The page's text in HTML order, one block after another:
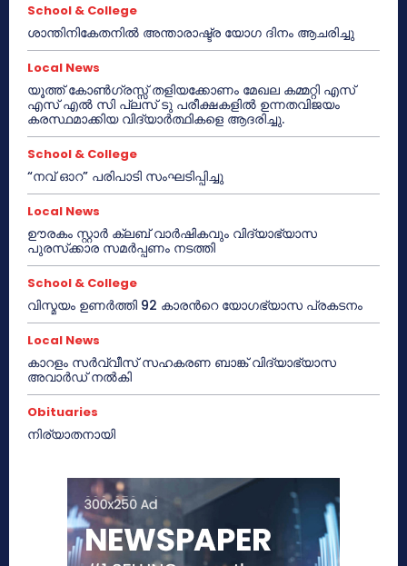
School & College
ശാന്തിനികേതനിൽ അന്താരാഷ്ട്ര യോഗ ദിനം ആചരിച്ചു
Local News
യൂത്ത് കോൺഗ്രസ്സ് തളിയക്കോണം മേഖല കമ്മറ്റി എസ്
എസ് എൽ സി പ്ലസ് ടു പരീക്ഷകളിൽ ഉന്നതവിജയം
കരസ്ഥമാക്കിയ വിദ്യാർത്ഥികളെ ആദരിച്ചു.
School & College
“നവ് ഓറ” പരിപാടി സംഘടിപ്പിച്ചു
Local News
ഊരകം സ്റ്റാർ ക്ലബ് വാർഷികവും വിദ്യാഭ്യാസ
പുരസ്‌ക്കാര സമർപ്പണം നടത്തി
School & College
വിസ്മയം ഉണർത്തി 92 കാരൻറെ യോഗഭ്യാസ പ്രകടനം
Local News
കാറളം സർവ്വീസ് സഹകരണ ബാങ്ക് വിദ്യാഭ്യാസ
അവാർഡ് നൽകി
Obituaries
നിര്യാതനായി